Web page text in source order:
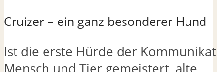
Cruizer – ein ganz besonderer Hund
Ist die erste Hürde der
Mensch und Tier gemeistert, alte